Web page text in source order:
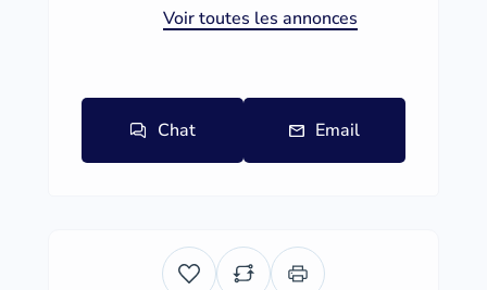
Voir toutes les annonces
Chat Email